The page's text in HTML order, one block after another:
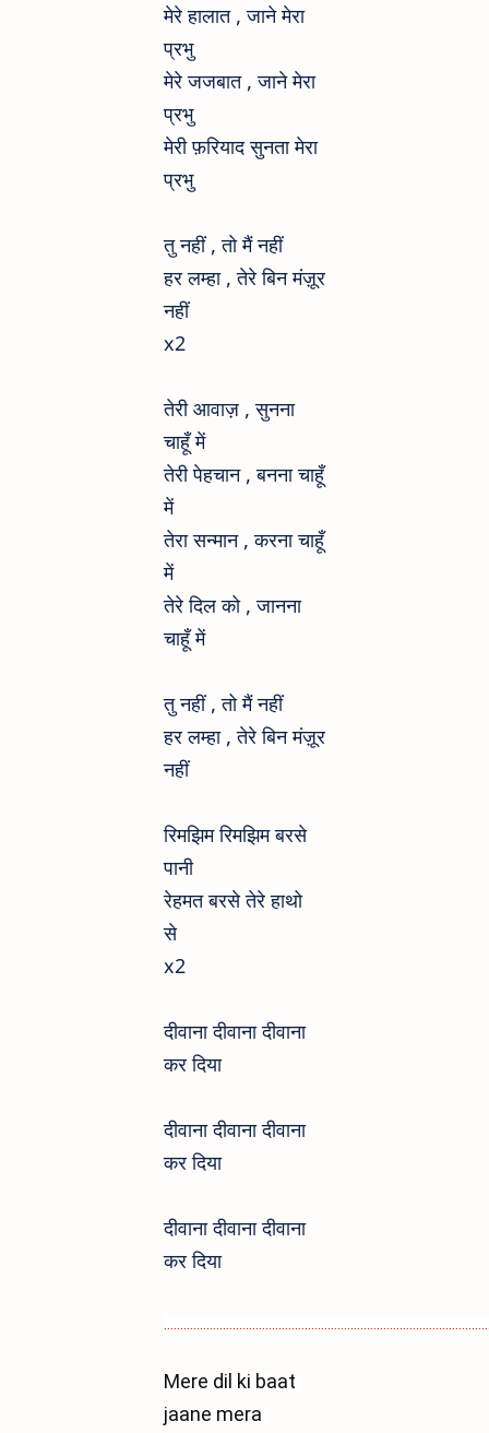
मेरे हालात , जाने मेरा
प्रभु
मेरे जजबात , जाने मेरा
प्रभु
मेरी फ़रियाद सुनता मेरा
प्रभु
तु नहीं , तो मैं नहीं
हर लम्हा , तेरे बिन मंज़ूर
नहीं
x2
तेरी आवाज़ , सुनना
चाहूँ में
तेरी पेहचान , बनना चाहूँ
में
तेरा सन्मान , करना चाहूँ
में
तेरे दिल को , जानना
चाहूँ में
तु नहीं , तो मैं नहीं
हर लम्हा , तेरे बिन मंज़ूर
नहीं
रिमझिम रिमझिम बरसे
पानी
रेहमत बरसे तेरे हाथो
से
x2
दीवाना दीवाना दीवाना
कर दिया
दीवाना दीवाना दीवाना
कर दिया
दीवाना दीवाना दीवाना
कर दिया
Mere dil ki baat
jaane mera